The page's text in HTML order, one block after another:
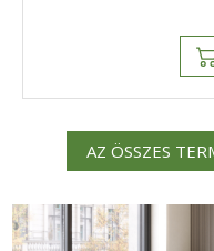
AZ ÖSSZES